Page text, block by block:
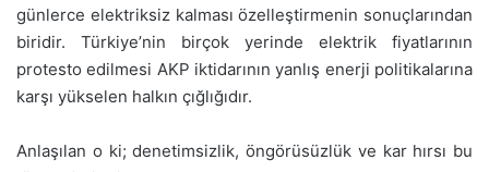
günlerce elektriksiz kalması özelleştirmenin sonuçlarından
biridir. Türkiye’nin birçok yerinde elektrik fiyatlarının
protesto edilmesi AKP iktidarının yanlış enerji politikalarına
karşı yükselen halkın çığlığıdır.
Anlaşılan o ki; denetimsizlik, öngörüsüzlük ve kar hırsı bu